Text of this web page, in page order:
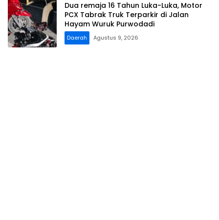
Dua remaja 16 Tahun Luka-Luka, Motor
PCX Tabrak Truk Terparkir di Jalan
Hayam Wuruk Purwodadi
Daerah Agustus 9, 2026